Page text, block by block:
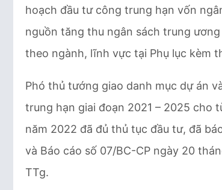
hoạch đầu tư công trung hạn vốn
nguồn tăng thu ngân sách trung
theo ngành, lĩnh vực tại Phụ lục kèm
Phó thủ tướng giao danh mục dự án
trung hạn giai đoạn 2021 – 2025 cho
năm 2022 đã đủ thủ tục đầu tư, đã
và Báo cáo số 07/BC-CP ngày 20
TTg.